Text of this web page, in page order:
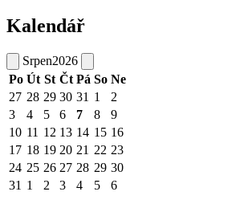
Kalendář
Srpen2026
Po Út St Čt Pá So Ne
27 28 29 30 31 1
2
3
4 5 6 7 8
9
10 11 12 13 14 15 16
17 18 19 20 21 22 23
24 25 26 27 28 29 30
31 1 2 3 4 5 6